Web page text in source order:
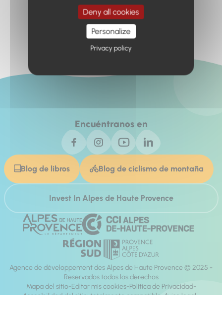
Retour à l'accueil
Encuéntranos en
Blog de libros Blog de ciclismo de montaña
Invest In Alpes de Haute Provence
Agence de développement des Alpes de Haute Provence © 2025 -
Reservados todos los derechos
Mapa del sitio Editar mis cookies Política de Privacidad
Accesibilidad del sitio: totalmente compatible Aviso legal
Deny all cookies
Personalize
Privacy policy